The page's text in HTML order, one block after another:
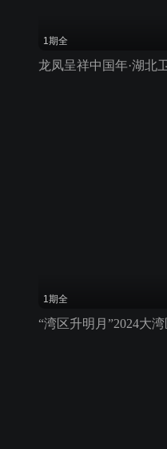
1期全
1期全